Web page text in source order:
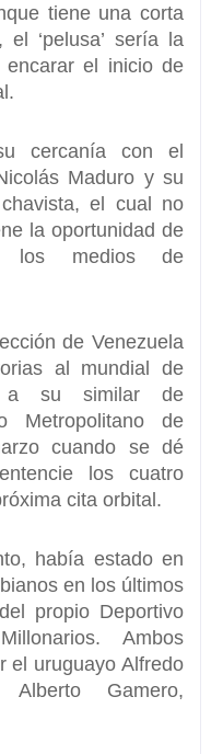
tiene una corta
‘pelusa’ sería la
el inicio de
cercanía con el
Maduro y su
el cual no
la oportunidad de
los medios de
de Venezuela
al mundial de
a su similar de
Metropolitano de
cuando se dé
los cuatro
cita orbital.
había estado en
en los últimos
propio Deportivo
Ambos
el uruguayoAlfredo
Alberto Gamero,